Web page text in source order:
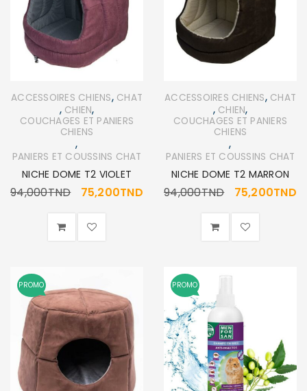
ACCESSOIRES CHIENS, CHAT
, CHIEN,
COUCHAGES ET PANIERS
CHIENS
,
PANIERS ET COUSSINS CHAT
NICHE DOME T2 VIOLET
94,000TND 75,200TND
ACCESSOIRES CHIENS, CHAT
, CHIEN,
COUCHAGES ET PANIERS
CHIENS
,
PANIERS ET COUSSINS CHAT
NICHE DOME T2 MARRON
94,000TND 75,200TND
PROMO PROMO